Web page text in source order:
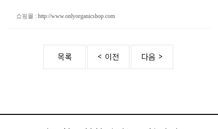
쇼핑몰 : http://www.onlyorganicshop.com